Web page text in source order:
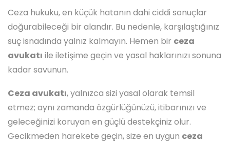
Ceza hukuku, en küçük hatanın dahi ciddi sonuçlar
doğurabileceği bir alandır. Bu nedenle, karşılaştığınız
suç isnadında yalnız kalmayın. Hemen bir ceza
avukatı ile iletişime geçin ve yasal haklarınızı sonuna
kadar savunun.
Ceza avukatı, yalnızca sizi yasal olarak temsil
etmez; aynı zamanda özgürlüğünüzü, itibarınızı ve
geleceğinizi koruyan en güçlü destekçiniz olur.
Gecikmeden harekete geçin, size en uygun ceza